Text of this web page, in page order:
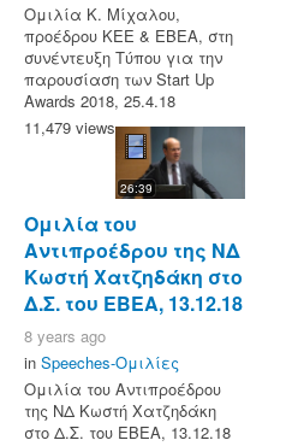
Ομιλία Κ. Μίχαλου,
προέδρου ΚΕΕ & ΕΒΕΑ, στη
συνέντευξη Τύπου για την
παρουσίαση των Start Up
Awards 2018, 25.4.18
11,479 views
26:39
Ομιλία του
Αντιπροέδρου της ΝΔ
Κωστή Χατζηδάκη στο
Δ.Σ. του ΕΒΕΑ, 13.12.18
8 years ago
in Speeches-Ομιλίες
Ομιλία του Αντιπροέδρου
της ΝΔ Κωστή Χατζηδάκη
στο Δ.Σ. του ΕΒΕΑ, 13.12.18